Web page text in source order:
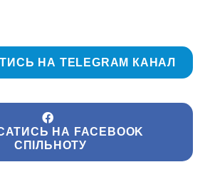
НА TELEGRAM КАНАЛ
НА FACEBOOK
СПІЛЬНОТУ